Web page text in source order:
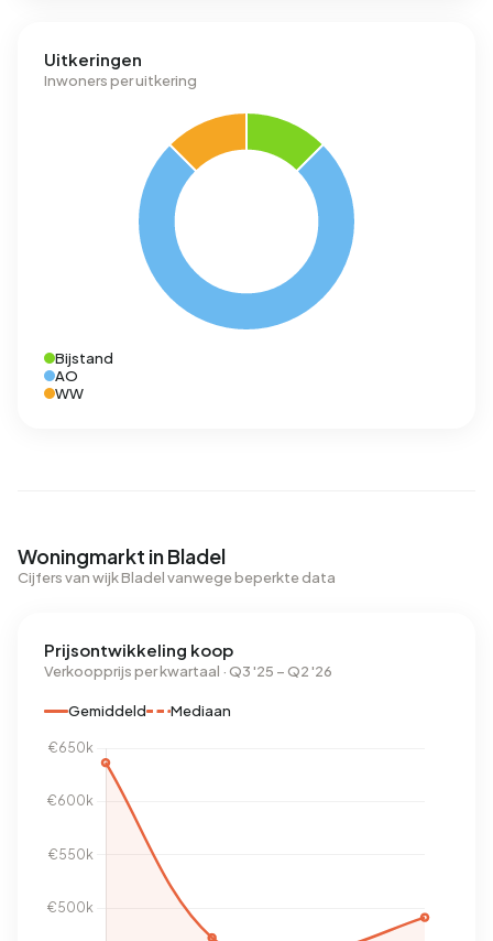
Uitkeringen
Inwoners per uitkering
Bijstand
AO
WW
Woningmarkt in Bladel
Cijfers van wijk Bladel vanwege beperkte data
Prijsontwikkeling koop
Verkoopprijs per kwartaal · Q3 '25 – Q2 '26
Gemiddeld Mediaan